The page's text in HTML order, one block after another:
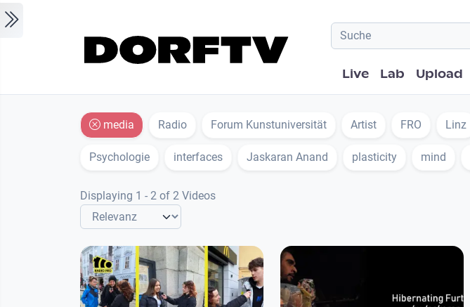
Hauptnavigation
Live Lab Upload
media Radio Forum Kunstuniversität Artist FRO Linz
Psychologie interfaces Jaskaran Anand plasticity mind
Displaying 1 - 2 of 2 Videos